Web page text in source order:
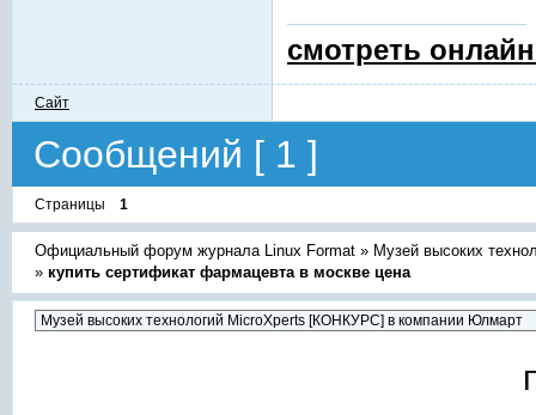
смотреть
Сайт
Сообщений [ 1 ]
Страницы 1
Официальный форум журнала Linux Format » Музей высоких
»купить сертификат фармацевта в москве цена